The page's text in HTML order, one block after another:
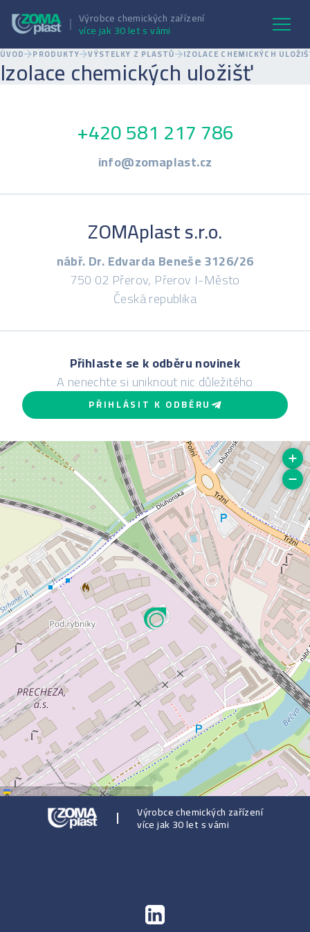
Výrobce chemických zařízení
více jak 30 let s vámi
Izolace chemických uložišť
ÚVOD PRODUKTY VÝSTELKY Z PLASTŮ IZOLACE CHEMICKÝCH
+420 581 217 786
info@zomaplast.cz
ZOMAplast s.r.o.
nábř. Dr. Edvarda Beneše 3126/26
750 02 Přerov, Přerov I-Město
Česká republika
Přihlaste se k odběru novinek
A nenechte si uniknout nic důležitého
PŘIHLÁSIT K ODBĚRU
Leaflet © OpenStreetMapcontributors
Výrobce chemických zařízení
více jak 30 let s vámi